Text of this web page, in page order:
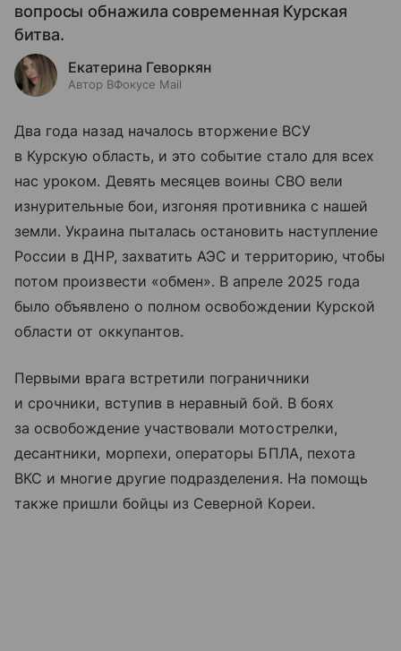
вопросы обнажила современная Курская
битва.
Екатерина Геворкян
Автор ВФокусе Mail
Два года назад началось вторжение ВСУ
в Курскую область, и это событие стало для всех
нас уроком. Девять месяцев воины СВО вели
изнурительные бои, изгоняя противника с нашей
земли. Украина пыталась остановить наступление
России в ДНР, захватить АЭС и территорию, чтобы
потом произвести «обмен». В апреле 2025 года
было объявлено о полном освобождении Курской
области от оккупантов.
Первыми врага встретили пограничники
и срочники, вступив в неравный бой. В боях
за освобождение участвовали мотострелки,
десантники, морпехи, операторы БПЛА, пехота
ВКС и многие другие подразделения. На помощь
также пришли бойцы из Северной Кореи.